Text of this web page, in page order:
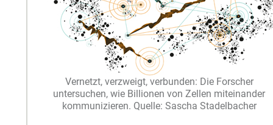
Vernetzt, verzweigt, verbunden: Die Forscher
untersuchen, wie Billionen von Zellen miteinander
kommunizieren. Quelle: Sascha Stadelbacher